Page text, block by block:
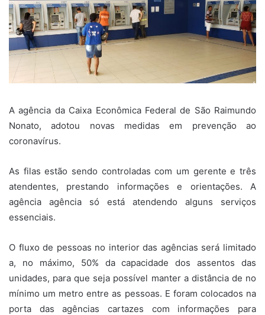
A agência da Caixa Econômica Federal de São Raimundo
Nonato, adotou novas medidas em prevenção ao
coronavírus.
As filas estão sendo controladas com um gerente e três
atendentes, prestando informações e orientações. A
agência agência só está atendendo alguns serviços
essenciais.
O fluxo de pessoas no interior das agências será limitado
a, no máximo, 50% da capacidade dos assentos das
unidades, para que seja possível manter a distância de no
mínimo um metro entre as pessoas. E foram colocados na
porta das agências cartazes com informações para